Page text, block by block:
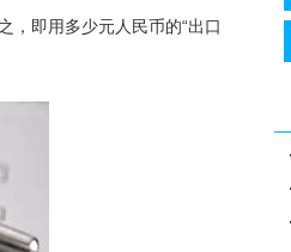
即用多少元人民币的“出口